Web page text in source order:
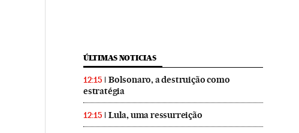
ÚLTIMAS NOTICIAS
12:15
Bolsonaro, a destruição como
estratégia
12:15 Lula, uma ressurreição